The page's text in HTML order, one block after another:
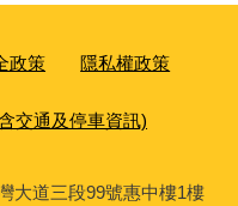
政策 隱私權政策
交通及停車資訊)
大道三段99號惠中樓1樓